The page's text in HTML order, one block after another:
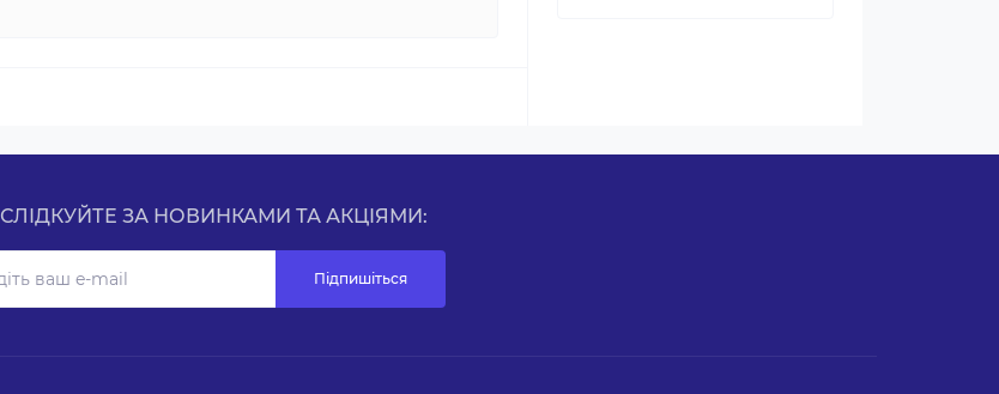
СЛІДКУЙТЕ ЗА НОВИНКАМИ ТА АКЦІЯМИ:
Підпишіться